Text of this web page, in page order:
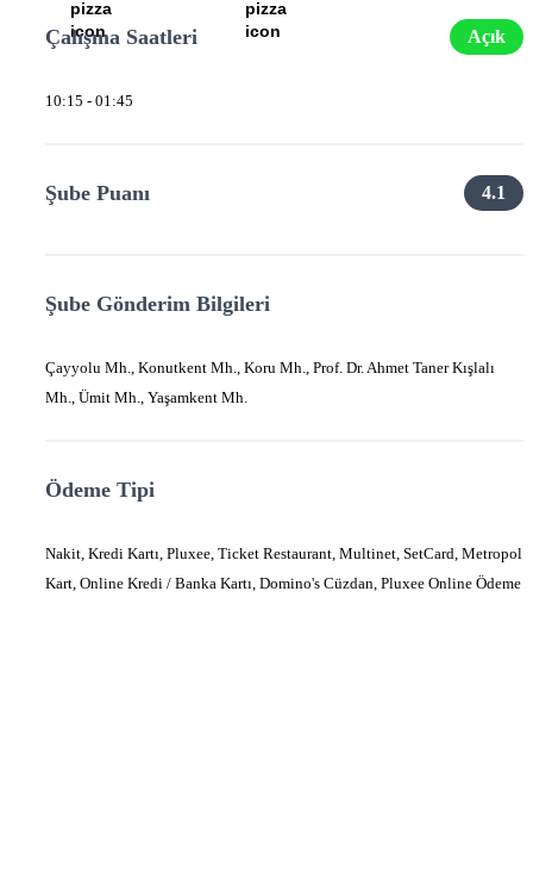
Çalışma Saatleri Açık
10:15 - 01:45
Şube Puanı 4.1
Şube Gönderim Bilgileri
Çayyolu Mh., Konutkent Mh., Koru Mh., Prof. Dr. Ahmet Taner Kışlalı
Mh., Ümit Mh., Yaşamkent Mh.
Ödeme Tipi
Nakit, Kredi Kartı, Pluxee, Ticket Restaurant, Multinet, SetCard, Metropol
Kart, Online Kredi / Banka Kartı, Domino's Cüzdan, Pluxee Online Ödeme